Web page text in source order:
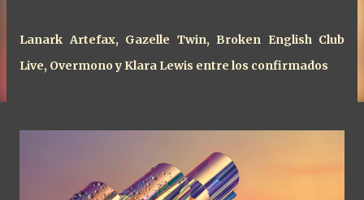
Lanark Artefax, Gazelle Twin, Broken English Club
Live, Overmono y Klara Lewis entre los confirmados